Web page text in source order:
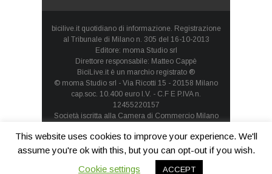
bicilive.it quotidiano di informazione. Registrazione
al Tribunale di Milano n. 305 del 16-10-2013
Editore: moma Studio srl
Direttore responsabile: Matteo Cappè
BiciLive.it è un marchio registrato ®
© moma Studio srl - Via Ricotti 15 - 20158 Milano
cap.soc. 10.400 euro I.V. - C.F E P.IVA n.
12455220157
Società iscritta alla Camera di Commercio Milano
socio unico
Privacy Policy-Cookie Policy
Contatti
This website uses cookies to improve your experience. We'll
assume you're ok with this, but you can opt-out if you wish.
Cookie settings
ACCEPT